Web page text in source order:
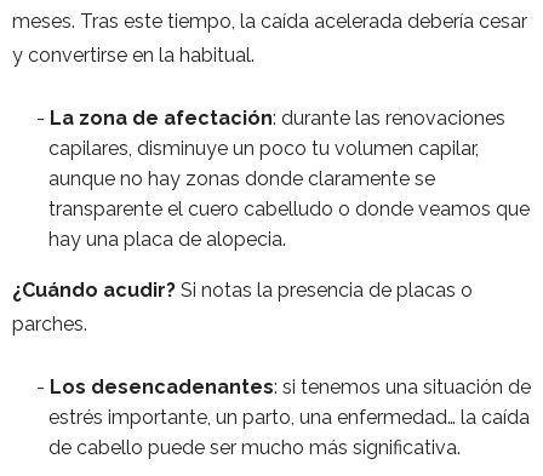
meses. Tras este tiempo, la caída acelerada debería cesar
y convertirse en la habitual.
La zona de afectación: durante las renovaciones
capilares, disminuye un poco tu volumen capilar,
aunque no hay zonas donde claramente se
transparente el cuero cabelludo o donde veamos que
hay una placa de alopecia.
¿Cuándo acudir? Si notas la presencia de placas o
parches.
Los desencadenantes: si tenemos una situación de
estrés importante, un parto, una enfermedad… la caída
de cabello puede ser mucho más significativa.